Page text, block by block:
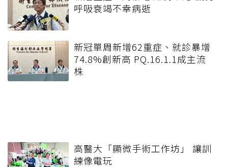
呼吸衰竭不幸病逝
新冠單周新增62重症、就診暴增
74.8%創新高 PQ.16.1.1成主流
株
高醫大「顯微手術工作坊」 讓訓
練像電玩